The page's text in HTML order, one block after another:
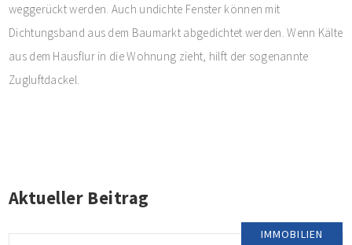
weggerückt werden. Auch undichte Fenster können mit
Dichtungsband aus dem Baumarkt abgedichtet werden. Wenn Kälte
aus dem Hausflur in die Wohnung zieht, hilft der sogenannte
Zugluftdackel.
Aktueller Beitrag
IMMOBILIEN